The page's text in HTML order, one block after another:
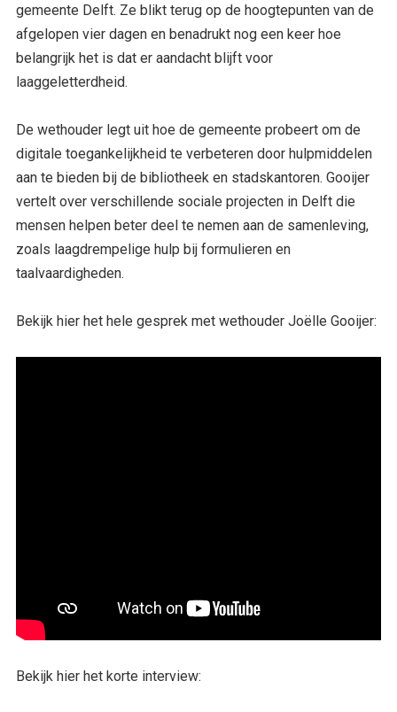
gemeente Delft. Ze blikt terug op de hoogtepunten van de
afgelopen vier dagen en benadrukt nog een keer hoe
belangrijk het is dat er aandacht blijft voor
laaggeletterdheid.
De wethouder legt uit hoe de gemeente probeert om de
digitale toegankelijkheid te verbeteren door hulpmiddelen
aan te bieden bij de bibliotheek en stadskantoren. Gooijer
vertelt over verschillende sociale projecten in Delft die
mensen helpen beter deel te nemen aan de samenleving,
zoals laagdrempelige hulp bij formulieren en
taalvaardigheden.
Bekijk hier het hele gesprek met wethouder Joëlle Gooijer:
Bekijk hier het korte interview: